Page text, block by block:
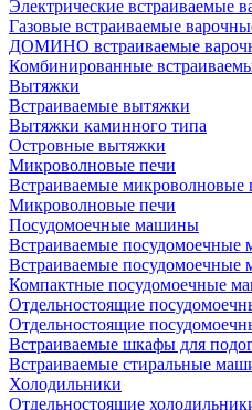
Электрические встраиваемые
Газовые встраиваемые
ДОМИНО встраиваемые
Комбинированные
Вытяжки
Встраиваемые вытяжки
Вытяжки каминного типа
Островные вытяжки
Микроволновые печи
Встраиваемые микроволновые
Микроволновые печи
Посудомоечные машины
Встраиваемые
Встраиваемые
Компактные посудомоечные
Отдельностоящие
Отдельностоящие
Встраиваемые шкафы для
Встраиваемые стиральные
Холодильники
Отдельностоящие